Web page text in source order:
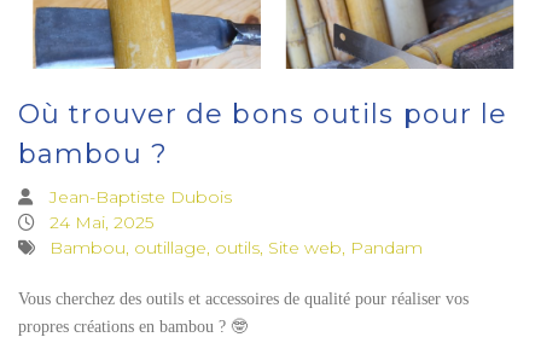
Où trouver de bons outils pour le
bambou ?
Jean-Baptiste Dubois
24 Mai, 2025
Bambou, outillage, outils, Site web, Pandam
Vous cherchez des outils et accessoires de qualité pour réaliser vos
propres créations en bambou ? 🤓